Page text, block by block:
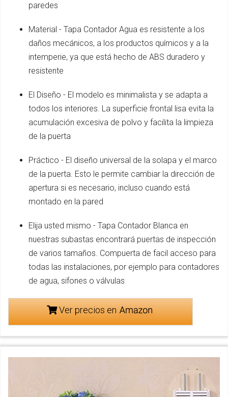
paredes
Material - Tapa Contador Agua es resistente a los
daños mecánicos, a los productos químicos y a la
intemperie, ya que está hecho de ABS duradero y
resistente
El Diseño - El modelo es minimalista y se adapta a
todos los interiores. La superficie frontal lisa evita la
acumulación excesiva de polvo y facilita la limpieza
de la puerta
Práctico - El diseño universal de la solapa y el marco
de la puerta. Esto le permite cambiar la dirección de
apertura si es necesario, incluso cuando está
montado en la pared
Elija usted mismo - Tapa Contador Blanca en
nuestras subastas encontrará puertas de inspección
de varios tamaños. Compuerta de facil acceso para
todas las instalaciones, por ejemplo para contadores
de agua, sifones o válvulas
Ver precios en